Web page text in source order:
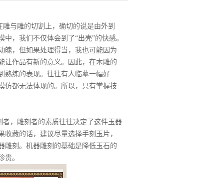
与雕的切割上，确切的说是由外到
，我们不仅体会到了“出壳”的快感。
魄，但如果处理得当，我也可能因为
让作品有新的意义。因此，在木雕的
熟练的表现。往往有人临摹一幅好
仿都无法体现的。所以，只有掌握技
，雕刻者的素质往往决定了这件玉器
藏的话，建议尽量选择手刻玉片，
雕刻。机器雕刻的基础是降低玉石的
贵。